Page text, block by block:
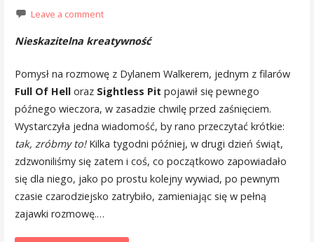
Leave a comment
Nieskazitelna kreatywność
Pomysł na rozmowę z Dylanem Walkerem, jednym z filarów
Full Of Helloraz Sightless Pit pojawił się pewnego
późnego wieczora, w zasadzie chwilę przed zaśnięciem.
Wystarczyła jedna wiadomość, by rano przeczytać krótkie:
tak, zróbmy to! Kilka tygodni później, w drugi dzień świąt,
zdzwoniliśmy się zatem i coś, co początkowo zapowiadało
się dla niego, jako po prostu kolejny wywiad, po pewnym
czasie czarodziejsko zatrybiło, zamieniając się w pełną
zajawki rozmowę.…